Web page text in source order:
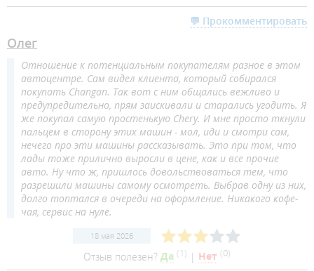
💬 Прокомментировать
Олег
Отношение к потенциальным покупателям разное в этом
автоцентре. Сам видел клиента, который собирался
покупать Changan. Так вот с ним общались вежливо и
предупредительно, прям заискивали и старались угодить. Я
же покупал самую простенькую Chery. И мне просто ткнули
пальцем в сторону этих машин - мол, иди и смотри сам,
нечего про эти машины рассказывать. Это при том, что
лады тоже прилично выросли в цене, как и все прочие
авто. Ну что ж, пришлось довольствоваться тем, что
разрешили машины самому осмотреть. Выбрав одну из них,
долго топтался в очереди на оформление. Никакого кофе-
чая, сервис на нуле.
18 мая 2026
Отзыв полезен? Да (1 ) | Нет (0)